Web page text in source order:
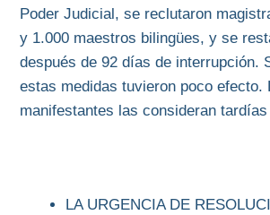
Poder Judicial, se reclutaron
y 1.000 maestros bilingües, y se
después de 92 días de interrupción.
estas medidas tuvieron poco efecto.
manifestantes las consideran
LA URGENCIA DE